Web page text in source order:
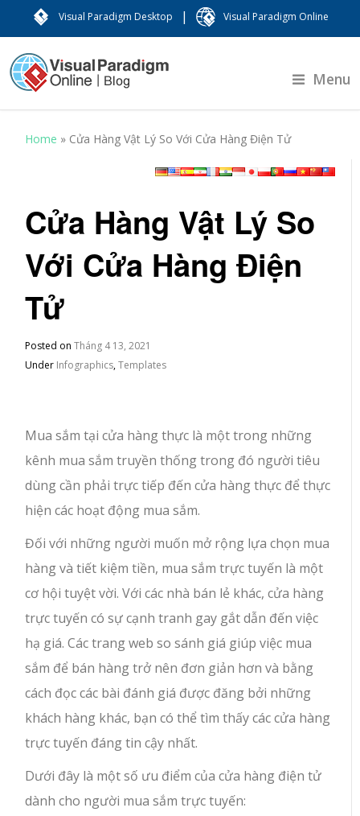
Visual Paradigm Desktop | Visual Paradigm Online
Menu
Home » Cửa Hàng Vật Lý So Với Cửa Hàng Điện Tử
Cửa Hàng Vật Lý So
Với Cửa Hàng Điện
Tử
Posted onTháng 4 13, 2021
Under Infographics,Templates
Mua sắm tại cửa hàng thực là một trong những
kênh mua sắm truyền thống trong đó người tiêu
dùng cần phải trực tiếp đến cửa hàng thực để thực
hiện các hoạt động mua sắm.
Đối với những người muốn mở rộng lựa chọn mua
hàng và tiết kiệm tiền, mua sắm trực tuyến là một
cơ hội tuyệt vời. Với các nhà bán lẻ khác, cửa hàng
trực tuyến có sự cạnh tranh gay gắt dẫn đến việc
hạ giá. Các trang web so sánh giá giúp việc mua
sắm để bán hàng trở nên đơn giản hơn và bằng
cách đọc các bài đánh giá được đăng bởi những
khách hàng khác, bạn có thể tìm thấy các cửa hàng
trực tuyến đáng tin cậy nhất.
Dưới đây là một số ưu điểm của cửa hàng điện tử
dành cho người mua sắm trực tuyến: